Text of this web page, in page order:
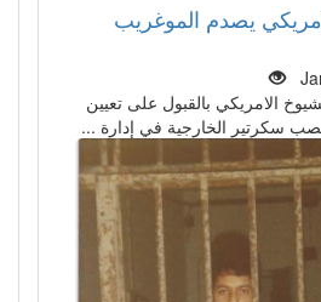
يصدم الموغريب
الامريكي بالقبول على تعيين
سكرتير الخارجية في إدارة ...